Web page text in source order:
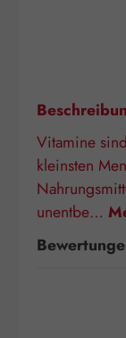
Vitamine
kleinsten
unentbe…